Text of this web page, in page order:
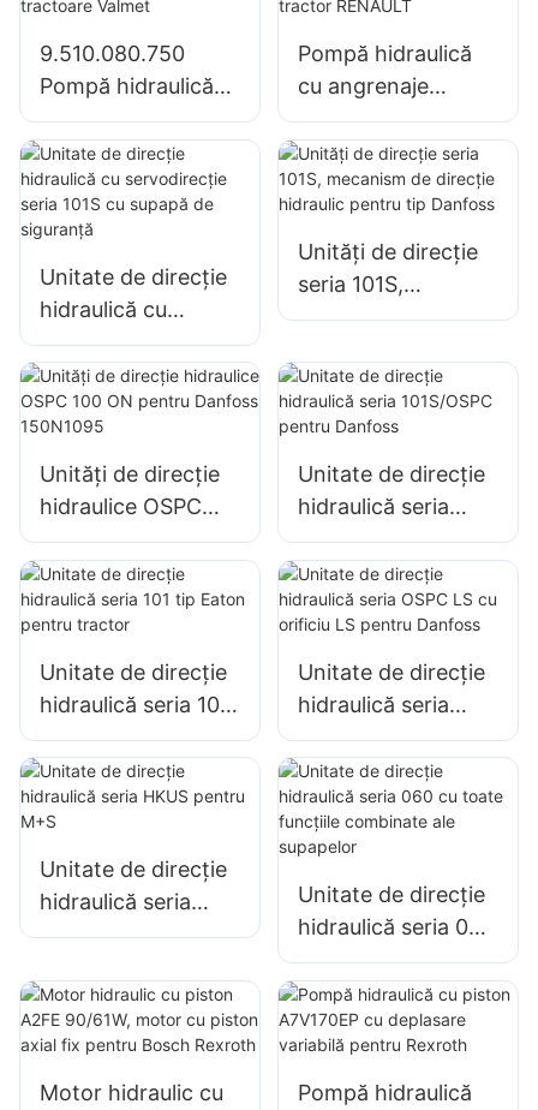
John Deere
1204/1354/6110B
9.510.080.750
Pompă hidraulică
cu angrenaj pentru
tractoare Valmet
Pompă hidraulică
cu angrenaje
7700013742 pentru
tractor RENAULT
Unitate de direcție
hidraulică cu
servodirecție seria
101S cu supapă de
siguranță
Unități de direcție
seria 101S,
mecanism de
pentru tip Danfoss
Unități de direcție
hidraulice OSPC
100 ON pentru
Danfoss 150N1095
Unitate de direcție
hidraulică seria
101S/OSPC pentru
Danfoss
Unitate de direcție
hidraulică seria 101
tip Eaton pentru
tractor
Unitate de direcție
hidraulică seria
OSPC LS cu orificiu
LS pentru Danfoss
Unitate de direcție
hidraulică seria
HKUS pentru M+S
Unitate de direcție
hidraulică seria 060
cu toate funcțiile
combinate ale
supapelor
Motor hidraulic cu
Pompă hidraulică